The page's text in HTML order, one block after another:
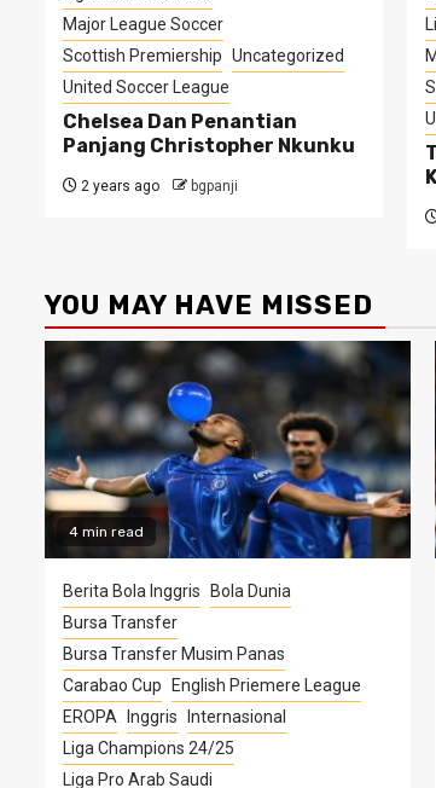
Major League Soccer
Scottish Premiership Uncategorized
United Soccer League
Chelsea Dan Penantian
Panjang Christopher Nkunku
2 years ago bgpanji
YOU MAY HAVE MISSED
4 min read
Berita Bola Inggris
Bola Dunia
Bursa Transfer
Bursa Transfer Musim Panas
Carabao Cup
English Priemere League
EROPA
Inggris
Internasional
Liga Champions 24/25
Liga Pro Arab Saudi